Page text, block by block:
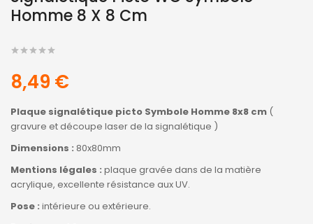
Homme 8 X 8 Cm
8,49 €
Plaque signalétique picto Symbole Homme 8x8 cm (
gravure et découpe laser de la signalétique )
Dimensions : 80x80mm
Mentions légales : plaque gravée dans de la matière
acrylique, excellente résistance aux UV.
Pose : intérieure ou extérieure.